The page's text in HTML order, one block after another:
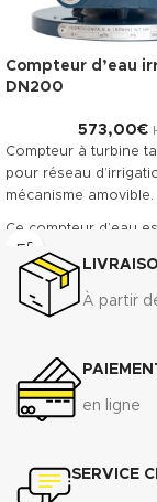
Compteur d’eau
DN200
573,00€
Compteur à turbine
pour réseau
mécanisme amovible.
Ce compteur d’eau
équipé pour recevoir
d’un émetteur à
Classe métrologique
fonte revêtu, offrant
Raccordement à
au DN 300
À partir
en ligne
SERVICE